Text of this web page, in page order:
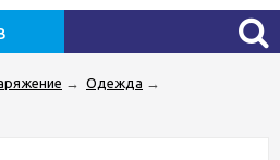
→ Одежда →